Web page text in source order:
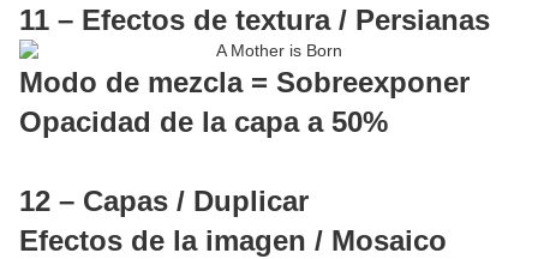
11 – Efectos de textura / Persianas
Modo de mezcla = Sobreexponer
Opacidad de la capa a 50%
12 – Capas / Duplicar
Efectos de la imagen / Mosaico